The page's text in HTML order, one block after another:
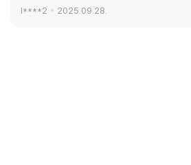
l****2 2025.09.28.